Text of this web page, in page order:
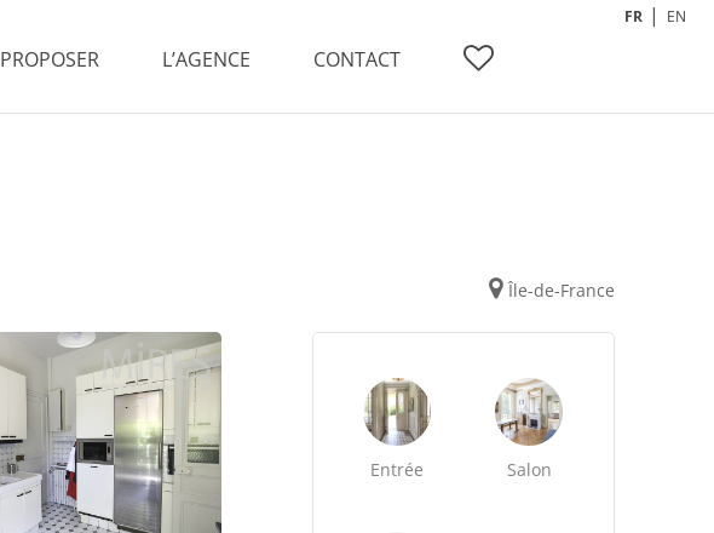
PROPOSER L’AGENCE CONTACT
FR EN
Île-de-France
Entrée Salon